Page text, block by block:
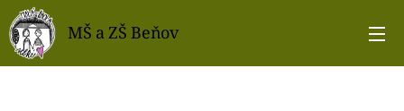
MŠ a ZŠ Beňov